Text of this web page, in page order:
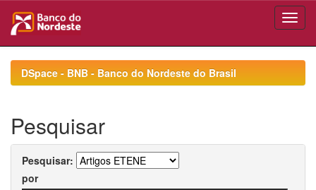
navigationDSpace - BNB - Banco do Nordeste do Brasil
Pesquisar
Pesquisar:
por